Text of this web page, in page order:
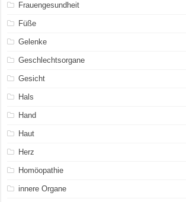
Frauengesundheit
Füße
Gelenke
Geschlechtsorgane
Gesicht
Hals
Hand
Haut
Herz
Homöopathie
innere Organe